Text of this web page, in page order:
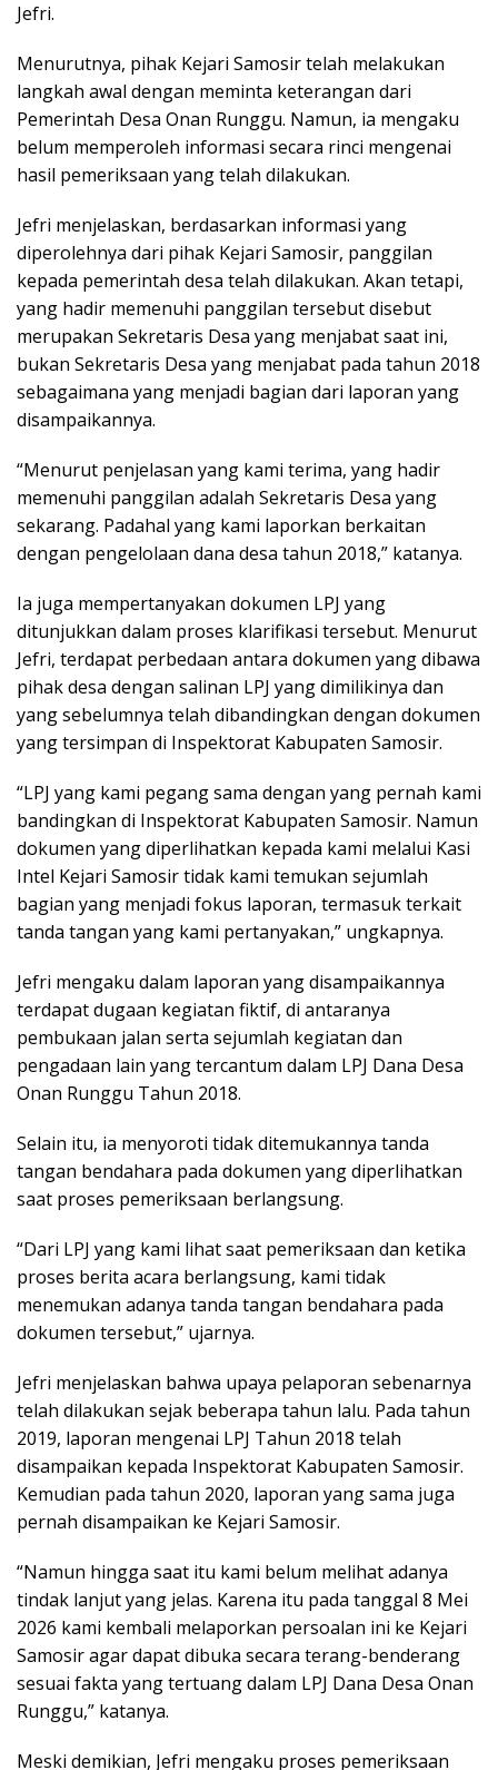
Jefri.
Menurutnya, pihak Kejari Samosir telah melakukan
langkah awal dengan meminta keterangan dari
Pemerintah Desa Onan Runggu. Namun, ia mengaku
belum memperoleh informasi secara rinci mengenai
hasil pemeriksaan yang telah dilakukan.
Jefri menjelaskan, berdasarkan informasi yang
diperolehnya dari pihak Kejari Samosir, panggilan
kepada pemerintah desa telah dilakukan. Akan tetapi,
yang hadir memenuhi panggilan tersebut disebut
merupakan Sekretaris Desa yang menjabat saat ini,
bukan Sekretaris Desa yang menjabat pada tahun 2018
sebagaimana yang menjadi bagian dari laporan yang
disampaikannya.
“Menurut penjelasan yang kami terima, yang hadir
memenuhi panggilan adalah Sekretaris Desa yang
sekarang. Padahal yang kami laporkan berkaitan
dengan pengelolaan dana desa tahun 2018,” katanya.
Ia juga mempertanyakan dokumen LPJ yang
ditunjukkan dalam proses klarifikasi tersebut. Menurut
Jefri, terdapat perbedaan antara dokumen yang dibawa
pihak desa dengan salinan LPJ yang dimilikinya dan
yang sebelumnya telah dibandingkan dengan dokumen
yang tersimpan di Inspektorat Kabupaten Samosir.
“LPJ yang kami pegang sama dengan yang pernah kami
bandingkan di Inspektorat Kabupaten Samosir. Namun
dokumen yang diperlihatkan kepada kami melalui Kasi
Intel Kejari Samosir tidak kami temukan sejumlah
bagian yang menjadi fokus laporan, termasuk terkait
tanda tangan yang kami pertanyakan,” ungkapnya.
Jefri mengaku dalam laporan yang disampaikannya
terdapat dugaan kegiatan fiktif, di antaranya
pembukaan jalan serta sejumlah kegiatan dan
pengadaan lain yang tercantum dalam LPJ Dana Desa
Onan Runggu Tahun 2018.
Selain itu, ia menyoroti tidak ditemukannya tanda
tangan bendahara pada dokumen yang diperlihatkan
saat proses pemeriksaan berlangsung.
“Dari LPJ yang kami lihat saat pemeriksaan dan ketika
proses berita acara berlangsung, kami tidak
menemukan adanya tanda tangan bendahara pada
dokumen tersebut,” ujarnya.
Jefri menjelaskan bahwa upaya pelaporan sebenarnya
telah dilakukan sejak beberapa tahun lalu. Pada tahun
2019, laporan mengenai LPJ Tahun 2018 telah
disampaikan kepada Inspektorat Kabupaten Samosir.
Kemudian pada tahun 2020, laporan yang sama juga
pernah disampaikan ke Kejari Samosir.
“Namun hingga saat itu kami belum melihat adanya
tindak lanjut yang jelas. Karena itu pada tanggal 8 Mei
2026 kami kembali melaporkan persoalan ini ke Kejari
Samosir agar dapat dibuka secara terang-benderang
sesuai fakta yang tertuang dalam LPJ Dana Desa Onan
Runggu,” katanya.
Meski demikian, Jefri mengaku proses pemeriksaan